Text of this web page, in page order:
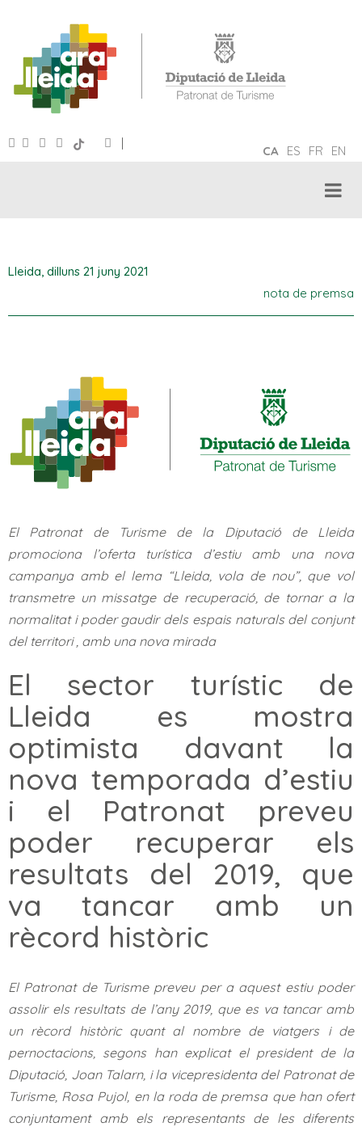
CA ES FR EN
|
Lleida, dilluns 21 juny 2021
nota de premsa
El Patronat de Turisme de la Diputació de Lleida
promociona l’oferta turística d’estiu amb una nova
campanya amb el lema “Lleida, vola de nou”, que vol
transmetre un missatge de recuperació, de tornar a la
normalitat i poder gaudir dels espais naturals del conjunt
del territori , amb una nova mirada
El sector turístic de
Lleida es mostra
optimista davant la
nova temporada d’estiu
i el Patronat preveu
poder recuperar els
resultats del 2019, que
va tancar amb un
rècord històric
El Patronat de Turisme preveu per a aquest estiu poder
assolir els resultats de l’any 2019, que es va tancar amb
un rècord històric quant al nombre de viatgers i de
pernoctacions, segons han explicat el president de la
Diputació, Joan Talarn, i la vicepresidenta del Patronat de
Turisme, Rosa Pujol, en la roda de premsa que han ofert
conjuntament amb els representants de les diferents